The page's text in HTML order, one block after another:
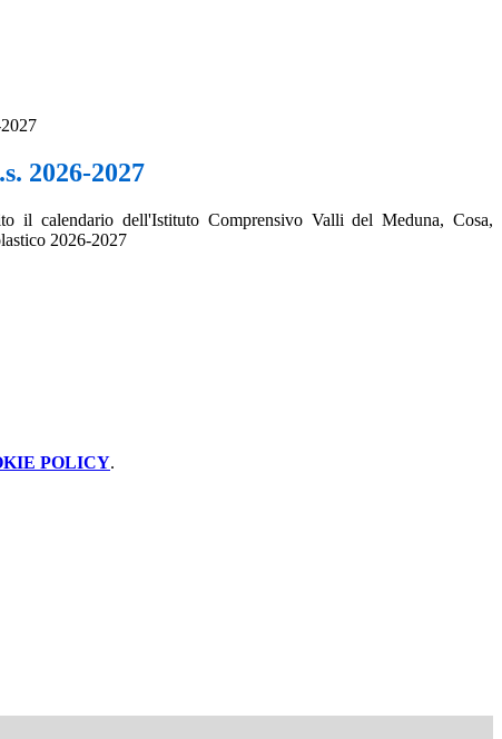
2026-2027
il calendario dell'Istituto Comprensivo Valli del Meduna, Cosa,
2026-2027
POLICY.